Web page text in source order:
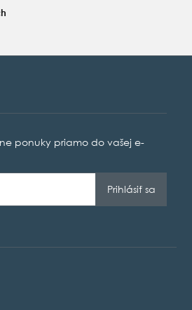
ponuky priamo do vašej e-